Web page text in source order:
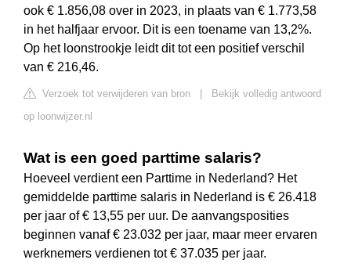
ook € 1.856,08 over in 2023, in plaats van € 1.773,58
in het halfjaar ervoor. Dit is een toename van 13,2%.
Op het loonstrookje leidt dit tot een positief verschil
van € 216,46.
Verzoek tot verwijderen van bron
Bekijk volledig antwoord
op loonwijzer.nl
Wat is een goed parttime salaris?
Hoeveel verdient een Parttime in Nederland? Het
gemiddelde parttime salaris in Nederland is € 26.418
per jaar of € 13,55 per uur. De aanvangsposities
beginnen vanaf € 23.032 per jaar, maar meer ervaren
werknemers verdienen tot € 37.035 per jaar.